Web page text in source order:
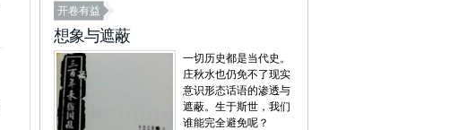
开卷有益
想象与遮蔽
一切历史都是当代史。
庄秋水也仍免不了现实
意识形态话语的渗透与
遮蔽。生于斯世，我们
谁能完全避免呢？